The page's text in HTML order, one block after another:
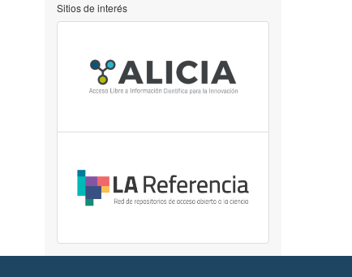
Sitios de interés